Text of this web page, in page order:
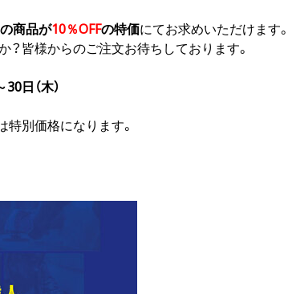
商品が10％OFFの特価にてお求めいただけます。
皆様からのご注文お待ちしております。
日（木）
別価格になります。